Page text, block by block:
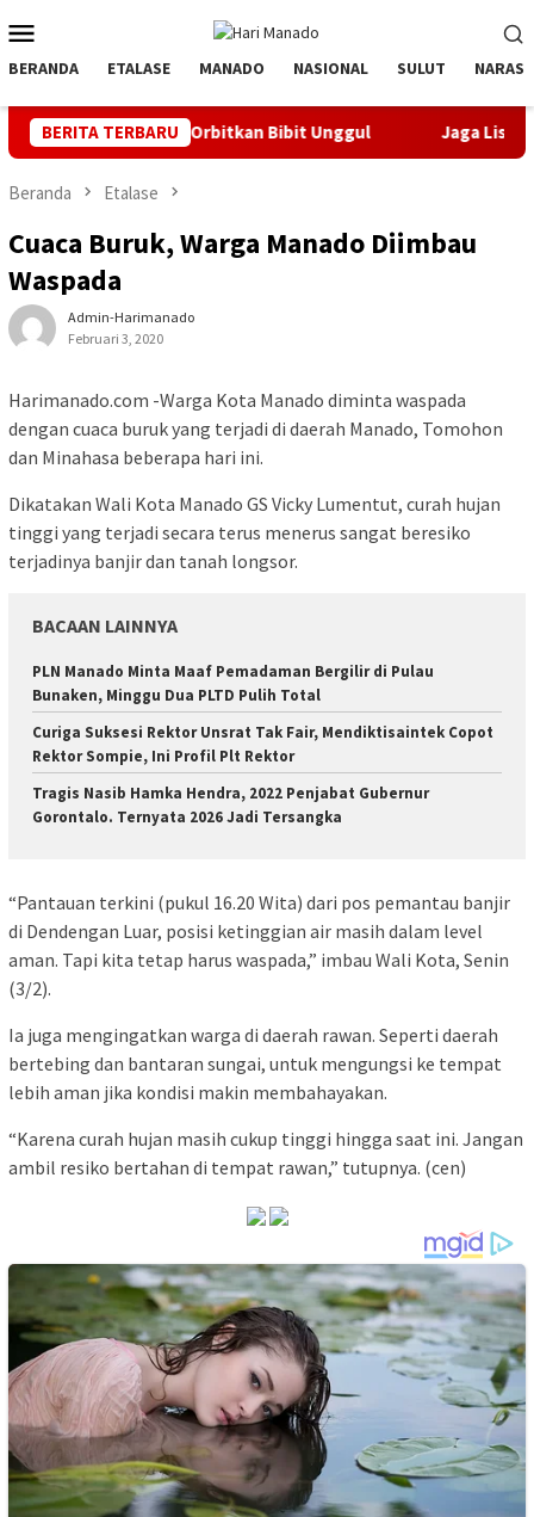
ke
kontenMobile
BERANDA ETALASE MANADO NASIONAL SULUT NARASI
BERITA TERBARU
Orbitkan Bibit Unggul Jaga Listrik Andal Jelang
Beranda Etalase
Cuaca Buruk, Warga Manado Diimbau
Waspada
Admin-Harimanado
Februari 3, 2020
Harimanado.com -Warga Kota Manado diminta waspada
dengan cuaca buruk yang terjadi di daerah Manado, Tomohon
dan Minahasa beberapa hari ini.
Dikatakan Wali Kota Manado GS Vicky Lumentut, curah hujan
tinggi yang terjadi secara terus menerus sangat beresiko
terjadinya banjir dan tanah longsor.
BACAAN LAINNYA
PLN Manado Minta Maaf Pemadaman Bergilir di Pulau
Bunaken, Minggu Dua PLTD Pulih Total
Curiga Suksesi Rektor Unsrat Tak Fair, Mendiktisaintek Copot
Rektor Sompie, Ini Profil Plt Rektor
Tragis Nasib Hamka Hendra, 2022 Penjabat Gubernur
Gorontalo. Ternyata 2026 Jadi Tersangka
“Pantauan terkini (pukul 16.20 Wita) dari pos pemantau banjir
di Dendengan Luar, posisi ketinggian air masih dalam level
aman. Tapi kita tetap harus waspada,” imbau Wali Kota, Senin
(3/2).
Ia juga mengingatkan warga di daerah rawan. Seperti daerah
bertebing dan bantaran sungai, untuk mengungsi ke tempat
lebih aman jika kondisi makin membahayakan.
“Karena curah hujan masih cukup tinggi hingga saat ini. Jangan
ambil resiko bertahan di tempat rawan,” tutupnya. (cen)